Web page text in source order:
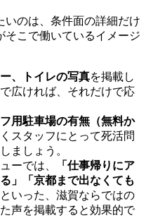
いのは、条件面の詳細だけ
そこで働いているイメージ
、トイレの写真を掲載し
広ければ、それだけで応
用駐車場の有無（無料か
スタッフにとって死活問
ましょう。
ーでは、
「仕事帰りにア
」「京都まで出なくても
といった、滋賀ならではの
声を掲載すると効果的で